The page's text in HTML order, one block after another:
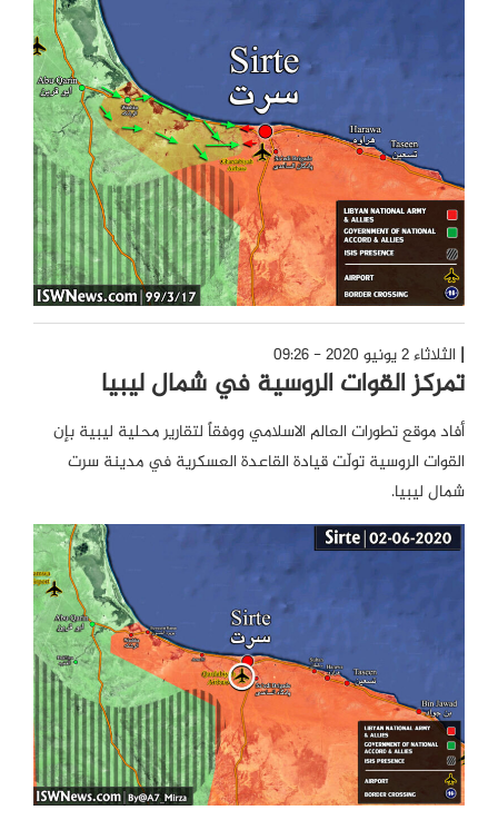
الثلاثاء 2 يونيو 2020 - 09:26
تمركز القوات الروسية في شمال ليبيا
أفاد موقع تطورات العالم الاسلامي ووفقاً لتقارير محلية ليبية بإن
القوات الروسية تولّت قيادة القاعدة العسكرية في مدينة سرت
شمال ليبيا.